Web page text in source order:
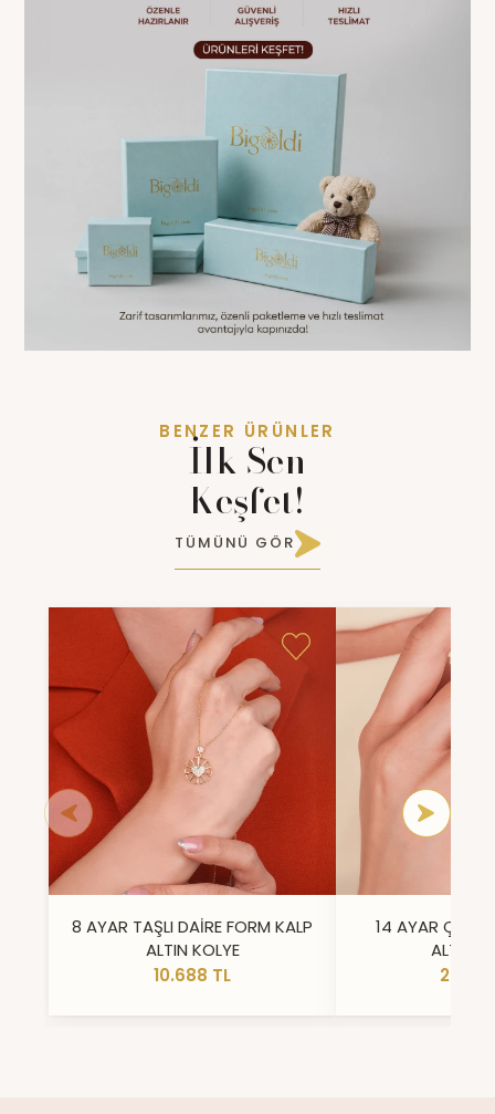
BENZER ÜRÜNLER
İlk Sen
Keşfet!
TÜMÜNÜ GÖR
8 AYAR TAŞLI DAİRE FORM KALP
ALTIN KOLYE
10.688 TL
14 AYAR ÇİFT
ALTIN